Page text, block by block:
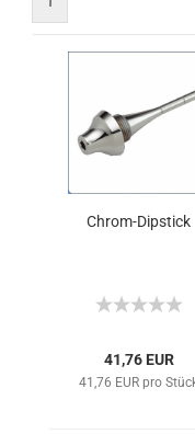
Chrom-Dipstick
41,76 EUR
41,76 EUR pro